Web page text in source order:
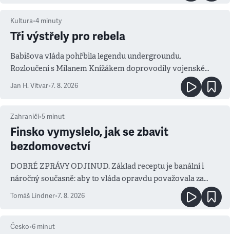
Kultura•4 minuty
Tři výstřely pro rebela
Babišova vláda pohřbila legendu undergroundu.
Rozloučení s Milanem Knížákem doprovodily vojenské
Jan H. Vitvar•7. 8. 2026
Zahraničí•5 minut
Finsko vymyslelo, jak se zbavit
bezdomovectví
DOBRÉ ZPRÁVY ODJINUD. Základ receptu je banální i
náročný současně: aby to vláda opravdu považovala za
Tomáš Lindner•7. 8. 2026
Česko•6 minut